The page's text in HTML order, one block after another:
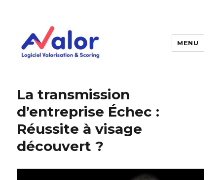
et fonds de commerce
MENU
La transmission
d’entreprise Échec :
Réussite à visage
découvert ?